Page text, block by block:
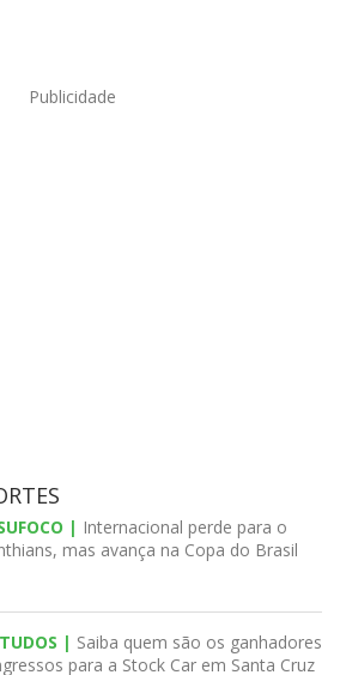
Publicidade
| Internacional perde para o
mas avança na Copa do Brasil
| Saiba quem são os ganhadores
para a Stock Car em Santa Cruz